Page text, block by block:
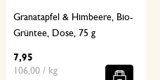
Granatapfel & Himbeere, Bio-
Grüntee, Dose, 75 g
7,95
106,00 / kg